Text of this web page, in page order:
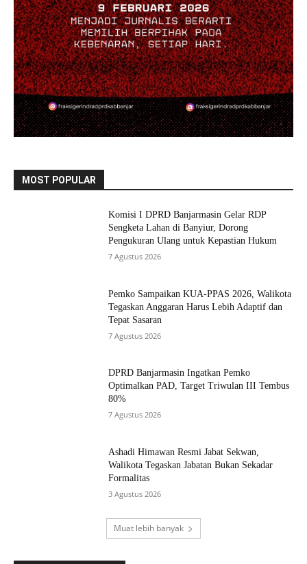
MOST POPULAR
Komisi I DPRD Banjarmasin Gelar RDP
Sengketa Lahan di Banyiur, Dorong
Pengukuran Ulang untuk Kepastian Hukum
7 Agustus 2026
Pemko Sampaikan KUA-PPAS 2026, Walikota
Tegaskan Anggaran Harus Lebih Adaptif dan
Tepat Sasaran
7 Agustus 2026
DPRD Banjarmasin Ingatkan Pemko
Optimalkan PAD, Target Triwulan III Tembus
80%
7 Agustus 2026
Ashadi Himawan Resmi Jabat Sekwan,
Walikota Tegaskan Jabatan Bukan Sekadar
Formalitas
3 Agustus 2026
Muat lebih banyak